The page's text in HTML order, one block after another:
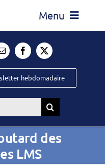
Menu
hebdomadaire
des
LMS